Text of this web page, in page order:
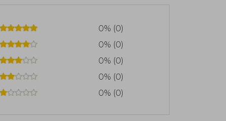
0% (0)
0% (0)
0% (0)
0% (0)
0% (0)